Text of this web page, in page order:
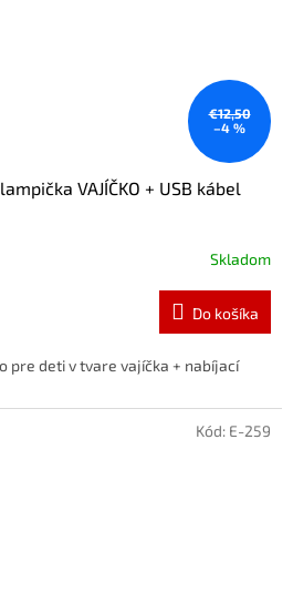
€12,50
–4 %
VAJÍČKO + USB kábel
Skladom
Do košíka
pre deti v tvare vajíčka + nabíjací
Kód: E-259